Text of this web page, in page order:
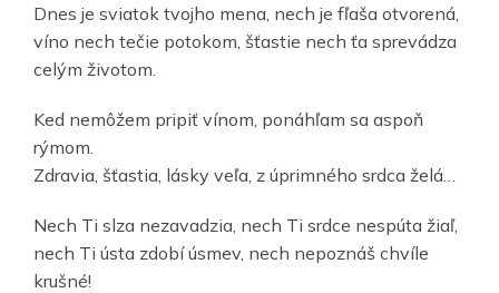
Dnes je sviatok tvojho mena, nech je fľaša otvorená,
víno nech tečie potokom, šťastie nech ťa sprevádza
celým životom.
Ked nemôžem pripiť vínom, ponáhľam sa aspoň
rýmom.
Zdravia, šťastia, lásky veľa, z úprimného srdca želá…
Nech Ti slza nezavadzia, nech Ti srdce nespúta žiaľ,
nech Ti ústa zdobí úsmev, nech nepoznáš chvíle
krušné!